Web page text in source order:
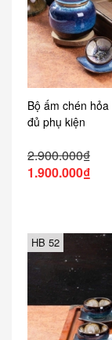
Bộ ấm chén
đủ phụ kiện
2.900.000₫
1.900.000₫
HB 52